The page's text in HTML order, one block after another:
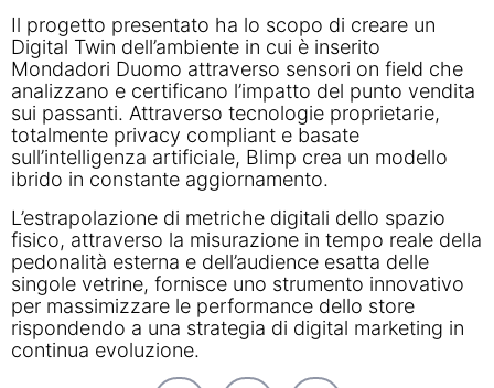
Il progetto presentato ha lo scopo di creare un
Digital Twin dell’ambiente in cui è inserito
Mondadori Duomo attraverso sensori on field che
analizzano e certificano l’impatto del punto vendita
sui passanti. Attraverso tecnologie proprietarie,
totalmente privacy compliant e basate
sull’intelligenza artificiale, Blimp crea un modello
ibrido in constante aggiornamento.
L’estrapolazione di metriche digitali dello spazio
fisico, attraverso la misurazione in tempo reale della
pedonalità esterna e dell’audience esatta delle
singole vetrine, fornisce uno strumento innovativo
per massimizzare le performance dello store
rispondendo a una strategia di digital marketing in
continua evoluzione.